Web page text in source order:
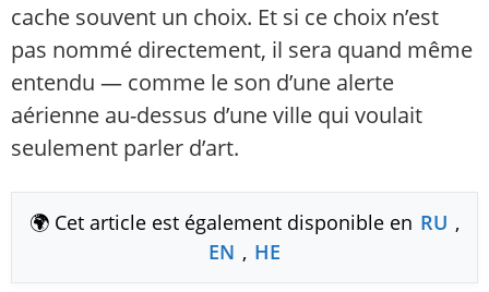
cache souvent un choix. Et si ce choix n’est
pas nommé directement, il sera quand même
entendu — comme le son d’une alerte
aérienne au-dessus d’une ville qui voulait
seulement parler d’art.
🌍 Cet article est également disponible en RU ,
EN , HE